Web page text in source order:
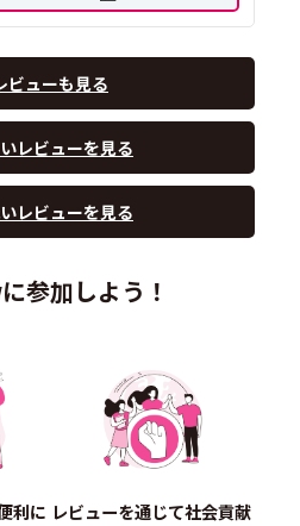
ビューも見る
レビューを見る
レビューを見る
参加しよう！
利に レビューを通じて社会貢献